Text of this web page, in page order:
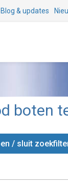
Blog & updates
boten
/ sluit